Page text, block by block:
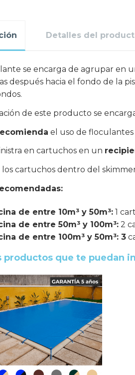
Detalles del
se encarga de agrupar en
después hacia el fondo de la
de este producto se
el uso de floculantes
en cartuchos en un
los cartuchos dentro del
de entre 10m³ y 50m³: 1
de entre 50m³ y 100m³: 2
de entre 100m³ y 50m³: 3
productos que te puedan